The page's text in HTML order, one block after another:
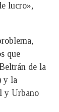
lucro»,
que
de la
y la
y Urbano